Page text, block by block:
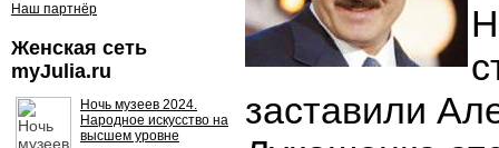
Наш партнёр
Женская сеть
myJulia.ru
Ночь музеев 2024.
Народное искусство на
высшем уровне
заставили